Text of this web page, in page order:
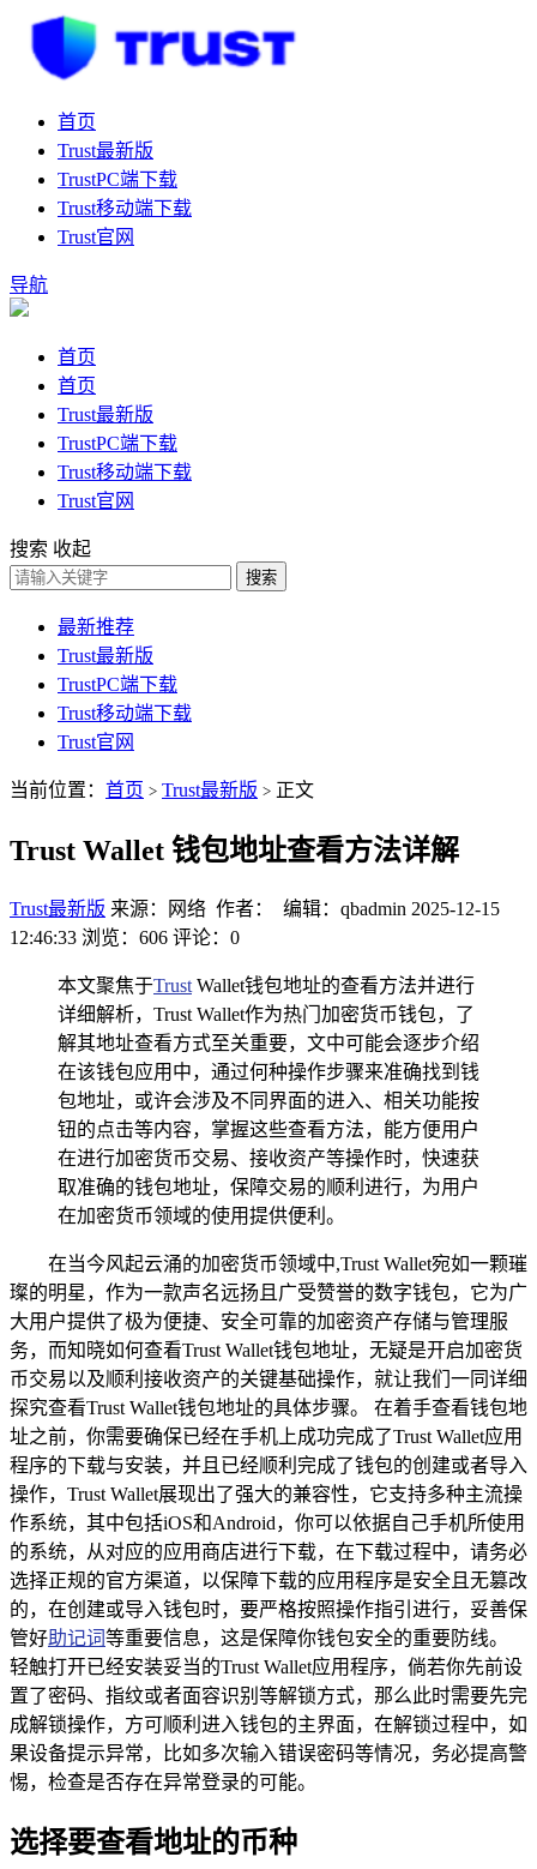
首页
Trust最新版
TrustPC端下载
Trust移动端下载
Trust官网
导航
首页
首页
Trust最新版
TrustPC端下载
Trust移动端下载
Trust官网
搜索 收起
搜索
最新推荐
Trust最新版
TrustPC端下载
Trust移动端下载
Trust官网
当前位置： 首页 > Trust最新版 > 正文
Trust Wallet 钱包地址查看方法详解
Trust最新版 来源：网络 作者： 编辑：qbadmin 2025-12-15
12:46:33 浏览：606 评论：0
本文聚焦于Trust Wallet钱包地址的查看方法并进行
详细解析，Trust Wallet作为热门加密货币钱包，了
解其地址查看方式至关重要，文中可能会逐步介绍
在该钱包应用中，通过何种操作步骤来准确找到钱
包地址，或许会涉及不同界面的进入、相关功能按
钮的点击等内容，掌握这些查看方法，能方便用户
在进行加密货币交易、接收资产等操作时，快速获
取准确的钱包地址，保障交易的顺利进行，为用户
在加密货币领域的使用提供便利。
在当今风起云涌的加密货币领域中,Trust Wallet宛如一颗璀
璨的明星，作为一款声名远扬且广受赞誉的数字钱包，它为广
大用户提供了极为便捷、安全可靠的加密资产存储与管理服
务，而知晓如何查看Trust Wallet钱包地址，无疑是开启加密货
币交易以及顺利接收资产的关键基础操作，就让我们一同详细
探究查看Trust Wallet钱包地址的具体步骤。 在着手查看钱包地
址之前，你需要确保已经在手机上成功完成了Trust Wallet应用
程序的下载与安装，并且已经顺利完成了钱包的创建或者导入
操作，Trust Wallet展现出了强大的兼容性，它支持多种主流操
作系统，其中包括iOS和Android，你可以依据自己手机所使用
的系统，从对应的应用商店进行下载，在下载过程中，请务必
选择正规的官方渠道，以保障下载的应用程序是安全且无篡改
的，在创建或导入钱包时，要严格按照操作指引进行，妥善保
管好助记词等重要信息，这是保障你钱包安全的重要防线。
轻触打开已经安装妥当的Trust Wallet应用程序，倘若你先前设
置了密码、指纹或者面容识别等解锁方式，那么此时需要先完
成解锁操作，方可顺利进入钱包的主界面，在解锁过程中，如
果设备提示异常，比如多次输入错误密码等情况，务必提高警
惕，检查是否存在异常登录的可能。
选择要查看地址的币种